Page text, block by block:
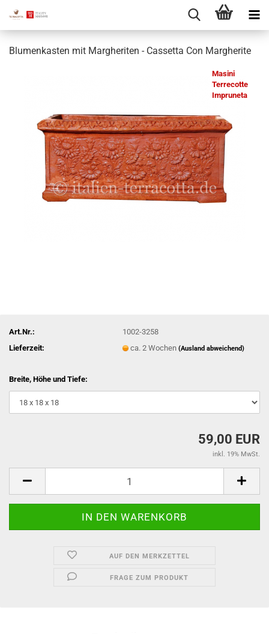
Blumenkasten mit Margheriten - Cassetta Con Margherite
Masini
Terrecotte
Impruneta
Art.Nr.:
1002-3258
Lieferzeit:
ca. 2 Wochen(Ausland abweichend)
Breite, Höhe und Tiefe:
59,00 EUR
inkl. 19% MwSt.
AUF DEN MERKZETTEL
FRAGE ZUM PRODUKT